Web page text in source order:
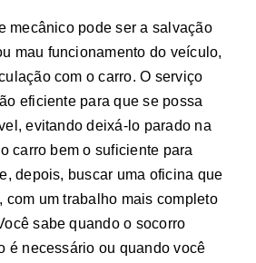
mecânicopode ser a salvação
mau funcionamento do veículo,
com o carro. O serviço
eficiente para que se possa
evitando deixá-lo parado na
carro bem o suficiente para
depois, buscar uma oficina que
com um trabalho mais completo
sabe quando o socorro
é necessário ou quando você